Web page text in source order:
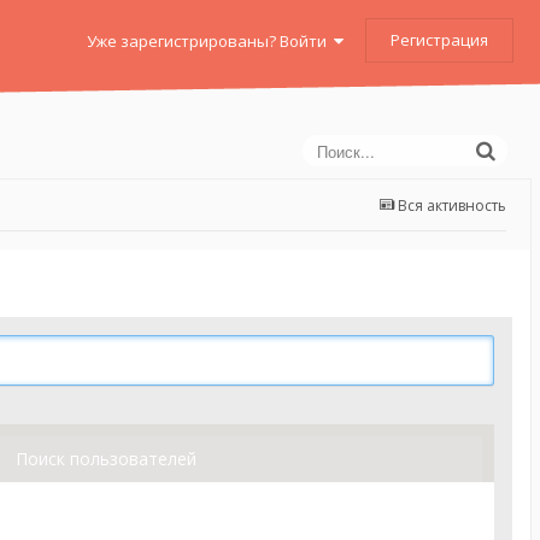
Уже зарегистрированы? Войти Регистрация
Вся активность
Поиск пользователей